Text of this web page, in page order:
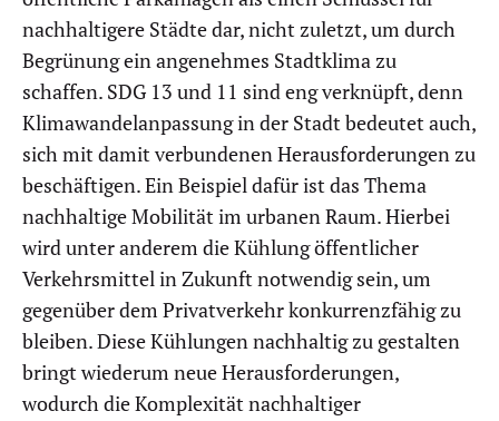
nachhaltigere Städte dar, nicht zuletzt, um durch
Begrünung ein angenehmes Stadtklima zu
schaffen. SDG 13 und 11 sind eng verknüpft, denn
Klimawandelanpassung in der Stadt bedeutet auch,
sich mit damit verbundenen Herausforderungen zu
beschäftigen. Ein Beispiel dafür ist das Thema
nachhaltige Mobilität im urbanen Raum. Hierbei
wird unter anderem die Kühlung öffentlicher
Verkehrsmittel in Zukunft notwendig sein, um
gegenüber dem Privatverkehr konkurrenzfähig zu
bleiben. Diese Kühlungen nachhaltig zu gestalten
bringt wiederum neue Herausforderungen,
wodurch die Komplexität nachhaltiger